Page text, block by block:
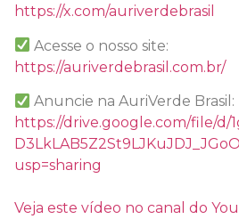
https://x.com/auriverdebrasil
Acesse o nosso site:
https://auriverdebrasil.com.br/
Anuncie na AuriVerde Brasil:
https://drive.google.com/file/d/
usp=sharing
Veja este vídeo no canal do